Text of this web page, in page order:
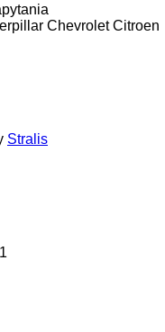
Chevrolet Citroen
Stralis